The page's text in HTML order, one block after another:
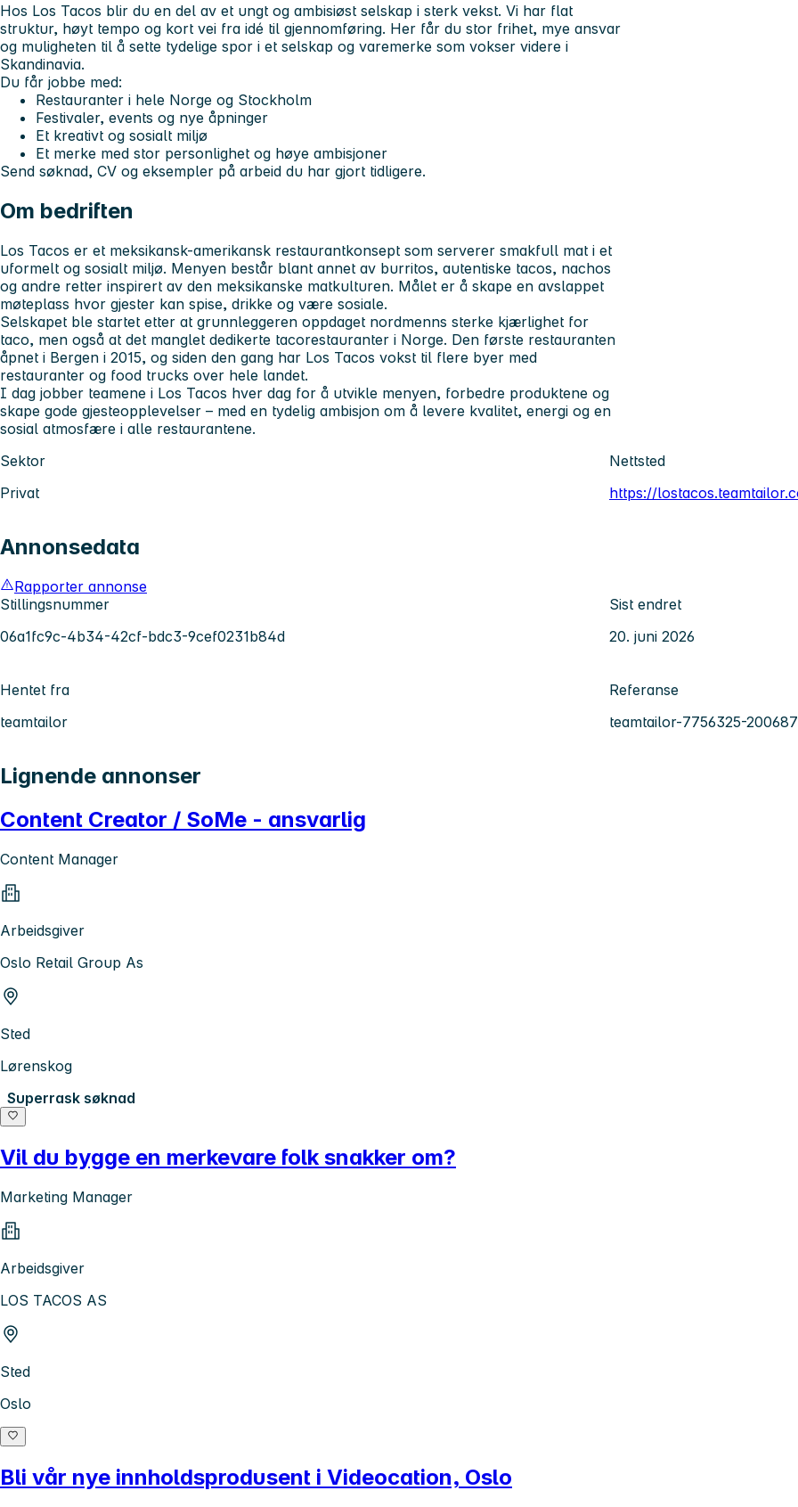
Hos Los Tacos blir du en del av et ungt og ambisiøst selskap i sterk vekst. Vi har flat
struktur, høyt tempo og kort vei fra idé til gjennomføring. Her får du stor frihet, mye ansvar
og muligheten til å sette tydelige spor i et selskap og varemerke som vokser videre i
Skandinavia.
Du får jobbe med:
Restauranter i hele Norge og Stockholm
Festivaler, events og nye åpninger
Et kreativt og sosialt miljø
Et merke med stor personlighet og høye ambisjoner
Send søknad, CV og eksempler på arbeid du har gjort tidligere.
Om bedriften
Los Tacos er et meksikansk-amerikansk restaurantkonsept som serverer smakfull mat i et
uformelt og sosialt miljø. Menyen består blant annet av burritos, autentiske tacos, nachos
og andre retter inspirert av den meksikanske matkulturen. Målet er å skape en avslappet
møteplass hvor gjester kan spise, drikke og være sosiale.
Selskapet ble startet etter at grunnleggeren oppdaget nordmenns sterke kjærlighet for
taco, men også at det manglet dedikerte tacorestauranter i Norge. Den første restauranten
åpnet i Bergen i 2015, og siden den gang har Los Tacos vokst til flere byer med
restauranter og food trucks over hele landet.
I dag jobber teamene i Los Tacos hver dag for å utvikle menyen, forbedre produktene og
skape gode gjesteopplevelser – med en tydelig ambisjon om å levere kvalitet, energi og en
sosial atmosfære i alle restaurantene.
Sektor
Privat
Nettsted
https://
Annonsedata
Rapporter annonse
Stillingsnummer
06a1fc9c-4b34-42cf-bdc3-9cef0231b84d
Sist endret
20. juni 2026
Hentet fra
teamtailor
Referanse
teamtailor-7756325-
Lignende annonser
Content Creator / SoMe - ansvarlig
Content Manager
Arbeidsgiver
Oslo Retail Group As
Sted
Lørenskog
Superrask søknad
Vil du bygge en merkevare folk snakker om?
Marketing Manager
Arbeidsgiver
LOS TACOS AS
Sted
Oslo
Bli vår nye innholdsprodusent i Videocation, Oslo